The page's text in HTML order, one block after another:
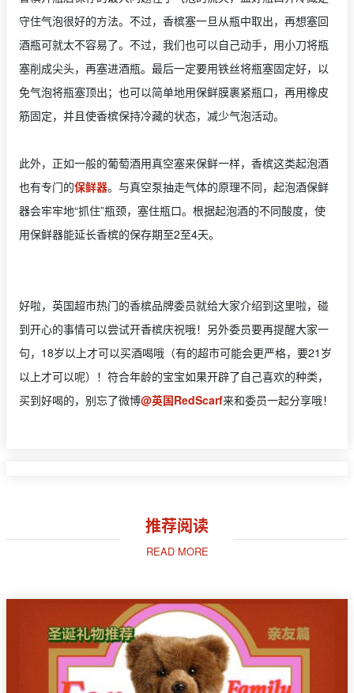
守住气泡很好的方法。不过，香槟塞一旦从瓶中取出，再想塞回
酒瓶可就太不容易了。不过，我们也可以自己动手，用小刀将瓶
塞削成尖头，再塞进酒瓶。最后一定要用铁丝将瓶塞固定好，以
免气泡将瓶塞顶出；也可以简单地用保鲜膜裹紧瓶口，再用橡皮
筋固定，并且使香槟保持冷藏的状态，减少气泡活动。
此外，正如一般的葡萄酒用真空塞来保鲜一样，香槟这类起泡酒
也有专门的保鲜器。与真空泵抽走气体的原理不同，起泡酒保鲜
器会牢牢地“抓住”瓶颈，塞住瓶口。根据起泡酒的不同酸度，使
用保鲜器能延长香槟的保存期至2至4天。
好啦，英国超市热门的香槟品牌委员就给大家介绍到这里啦，碰
到开心的事情可以尝试开香槟庆祝哦！另外委员要再提醒大家一
句，18岁以上才可以买酒喝哦（有的超市可能会更严格，要21岁
以上才可以呢）！符合年龄的宝宝如果开辟了自己喜欢的种类，
买到好喝的，别忘了微博@英国RedScarf来和委员一起分享哦！
推荐阅读
READ MORE